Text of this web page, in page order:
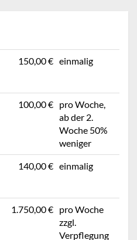
150,00 € einmalig
100,00 € pro Woche,
ab der 2.
Woche 50%
weniger
140,00 € einmalig
1.750,00 € pro Woche
zzgl.
Verpflegung